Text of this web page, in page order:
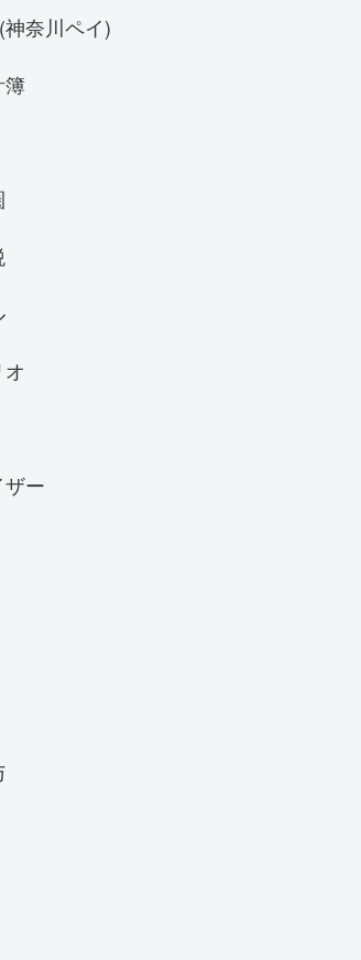
奈川ペイ)
簿
ー